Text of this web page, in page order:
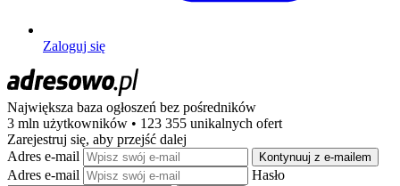
Zaloguj się
Największa baza ogłoszeń bez pośredników
3 mln użytkowników • 123 355 unikalnych ofert
Zarejestruj się, aby przejść dalej
Adres e-mail
Kontynuuj z e-mailem
Adres e-mail Hasło